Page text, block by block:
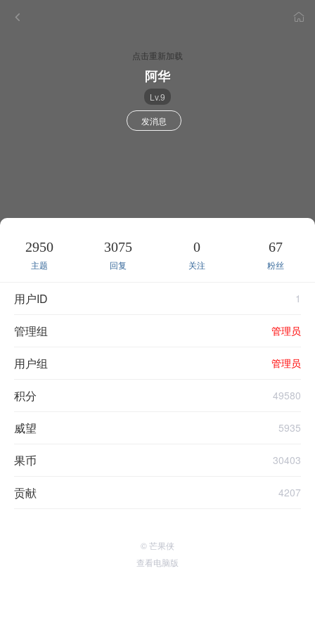
点击重新加载
阿华
Lv.9
发消息
2950
主题
3075
回复
0
关注
67
粉丝
用户ID 1
管理组 管理员
用户组 管理员
积分 49580
威望 5935
果币 30403
贡献 4207
© 芒果侠
查看电脑版